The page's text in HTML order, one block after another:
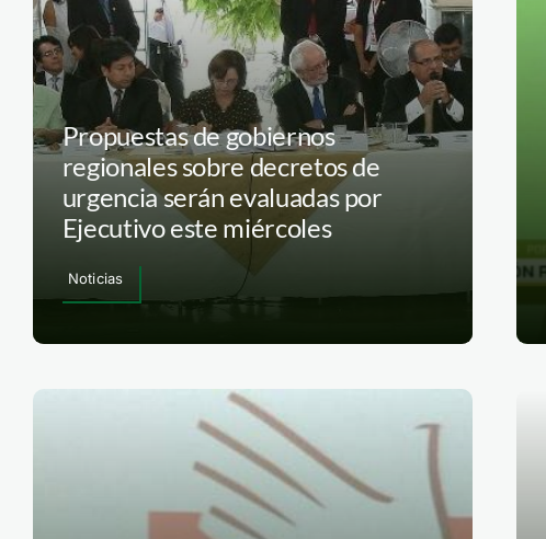
Propuestas de gobiernos
regionales sobre decretos de
urgencia serán evaluadas por
Ejecutivo este miércoles
Noticias